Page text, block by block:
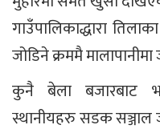
गाउँपालिकाद्धारा
जोडिने क्रममै मालापानीमा
कुनै बेला बजारबाट
स्थानीयहरु सडक